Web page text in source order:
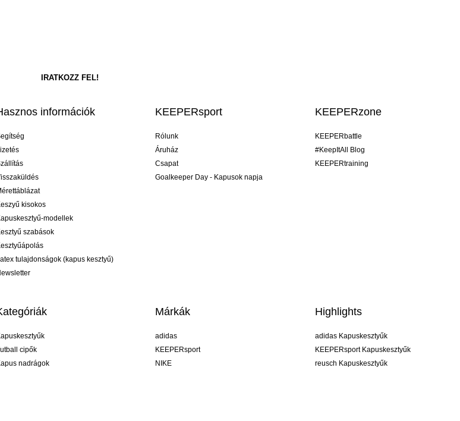
információk
kisokos
modellek
szabások
tulajdonságok (kapus kesztyű)
KEEPERsport
Rólunk
Áruház
Csapat
Goalkeeper Day - Kapusok napja
KEEPERzone
KEEPERbattle
#KeepItAll Blog
KEEPERtraining
cipők
nadrágok
Márkák
adidas
KEEPERsport
NIKE
Highlights
adidas Kapuskesztyűk
KEEPERsport Kapuskesztyűk
reusch Kapuskesztyűk